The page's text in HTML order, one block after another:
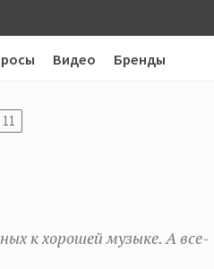
Видео Бренды
11
к хорошей музыке. А все-